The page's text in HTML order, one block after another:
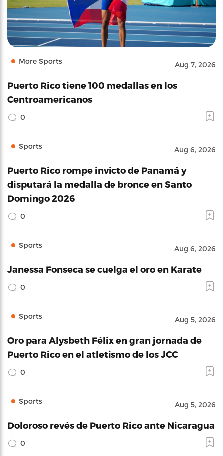
More Sports Aug 7, 2026
Puerto Rico tiene 100 medallas en los
Centroamericanos
0
Sports Aug 6, 2026
Puerto Rico rompe invicto de Panamá y
disputará la medalla de bronce en Santo
Domingo 2026
0
Sports Aug 6, 2026
Janessa Fonseca se cuelga el oro en Karate
0
Sports Aug 5, 2026
Oro para Alysbeth Félix en gran jornada de
Puerto Rico en el atletismo de los JCC
0
Sports Aug 5, 2026
Doloroso revés de Puerto Rico ante Nicaragua
0